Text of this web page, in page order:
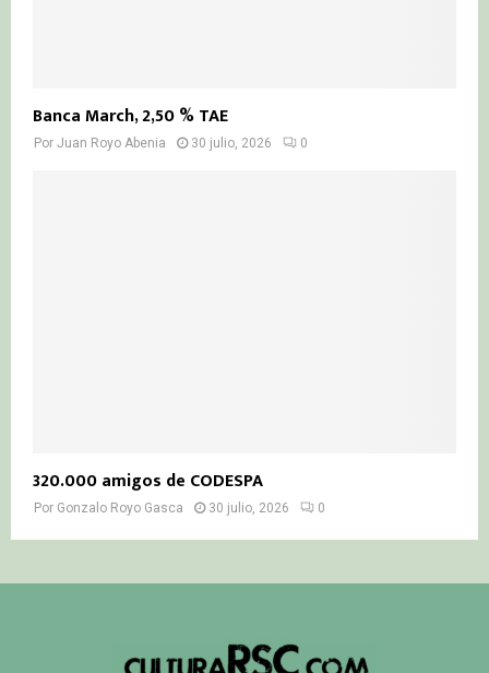
Banca March, 2,50 % TAE
Por Juan Royo Abenia 30 julio, 2026 0
320.000 amigos de CODESPA
Por Gonzalo Royo Gasca 30 julio, 2026 0